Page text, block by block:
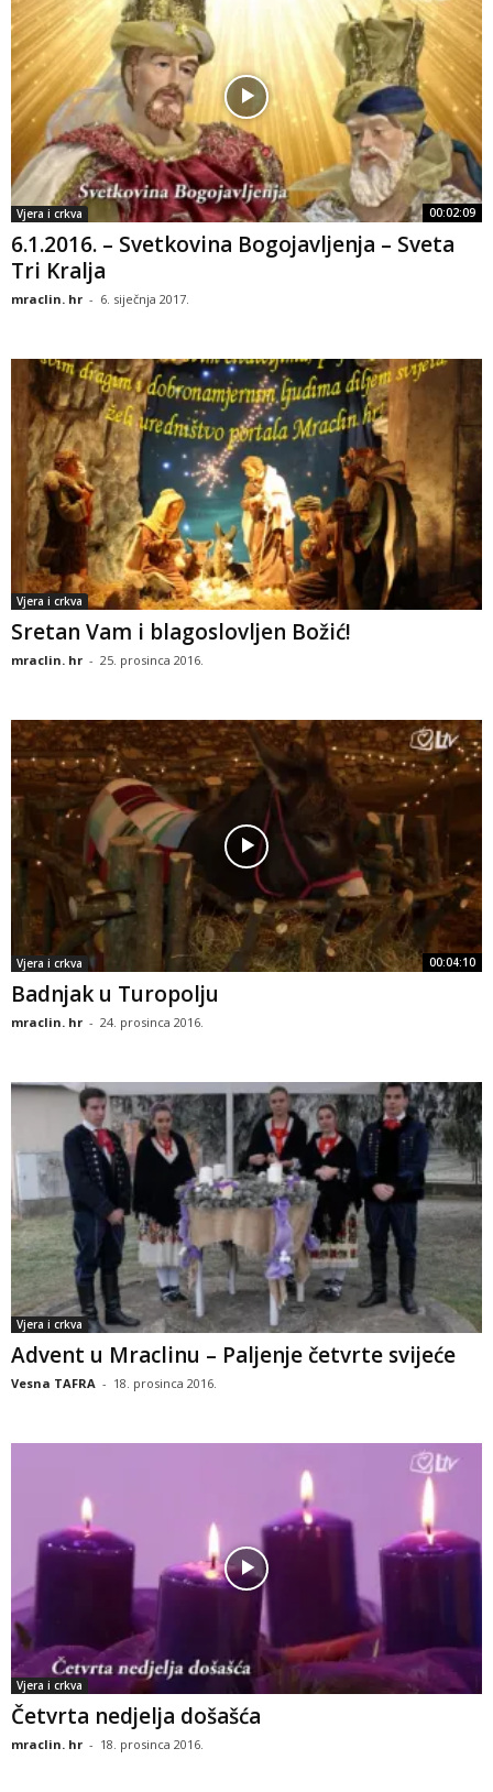
00:02:09
Vjera i crkva
6.1.2016. – Svetkovina Bogojavljenja – Sveta
Tri Kralja
mraclin. hr - 6. siječnja 2017.
Vjera i crkva
Sretan Vam i blagoslovljen Božić!
mraclin. hr - 25. prosinca 2016.
00:04:10
Vjera i crkva
Badnjak u Turopolju
mraclin. hr - 24. prosinca 2016.
Vjera i crkva
Advent u Mraclinu – Paljenje četvrte svijeće
Vesna TAFRA - 18. prosinca 2016.
Vjera i crkva
Četvrta nedjelja došašća
mraclin. hr - 18. prosinca 2016.